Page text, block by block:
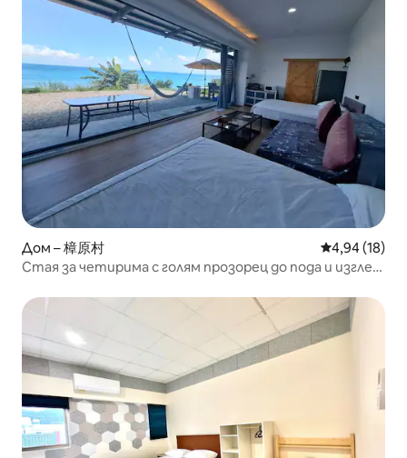
Дом – 樟原村 Средна
4,94 (18)
Стая за четирима с голям прозорец до пода и изглед